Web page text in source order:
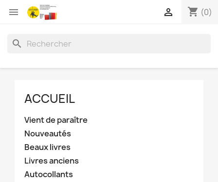
 shopping_cart (0)

search
ACCUEIL
Vient de paraître
Nouveautés
Beaux livres
Livres anciens
Autocollants